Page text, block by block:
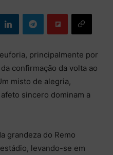
principalmente por
confirmação da volta ao
misto de alegria,
sincero dominam a
grandeza do Remo
levando-se em